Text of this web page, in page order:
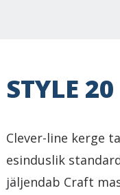
STYLE 20
Clever-line kerge
esinduslik
jäljendab Craft